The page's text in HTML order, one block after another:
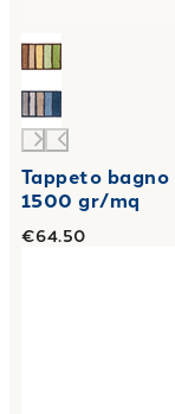
Tappeto
1500 gr/mq
€64.50